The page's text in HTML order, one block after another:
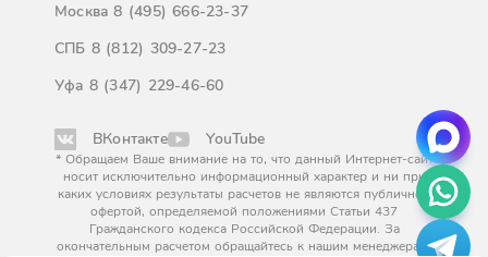
Москва8 (495) 666-23-37
СПБ 8 (812) 309-27-23
Уфа 8 (347) 229-46-60
ВКонтакте YouTube
* Обращаем Ваше внимание на то, что данный Интернет-сайт
носит исключительно информационный характер и ни при
каких условиях результаты расчетов не являются публичной
офертой, определяемой положениями Статьи 437
Гражданского кодекса Российской Федерации. За
окончательным расчетом обращайтесь к нашим менеджерам.